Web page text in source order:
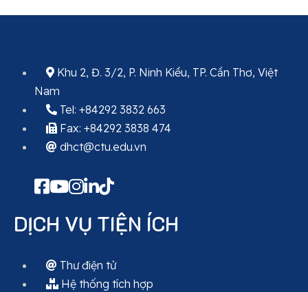
Khu 2, Đ. 3/2, P. Ninh Kiều, TP. Cần Thơ, Việt
Nam
Tel: +84292 3832 663
Fax: +84292 3838 474
dhct@ctu.edu.vn
DỊCH VỤ TIỆN ÍCH
Thư điện tử
Hệ thống tích hợp